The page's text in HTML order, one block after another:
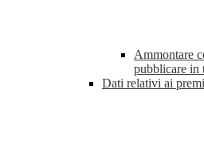
Ammontare
pubblicare in
Dati relativi ai premi